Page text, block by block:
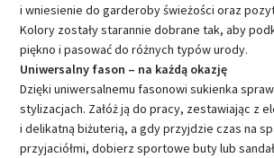
i wniesienie do garderoby świeżości oraz
Kolory zostały starannie dobrane tak, aby
piękno i pasować do różnych typów urody.
Uniwersalny fason – na każdą okazję
Dzięki uniwersalnemu fasonowi sukienka
stylizacjach. Załóż ją do pracy, zestawiając z
i delikatną biżuterią, a gdy przyjdzie czas na
przyjaciółmi, dobierz sportowe buty lub